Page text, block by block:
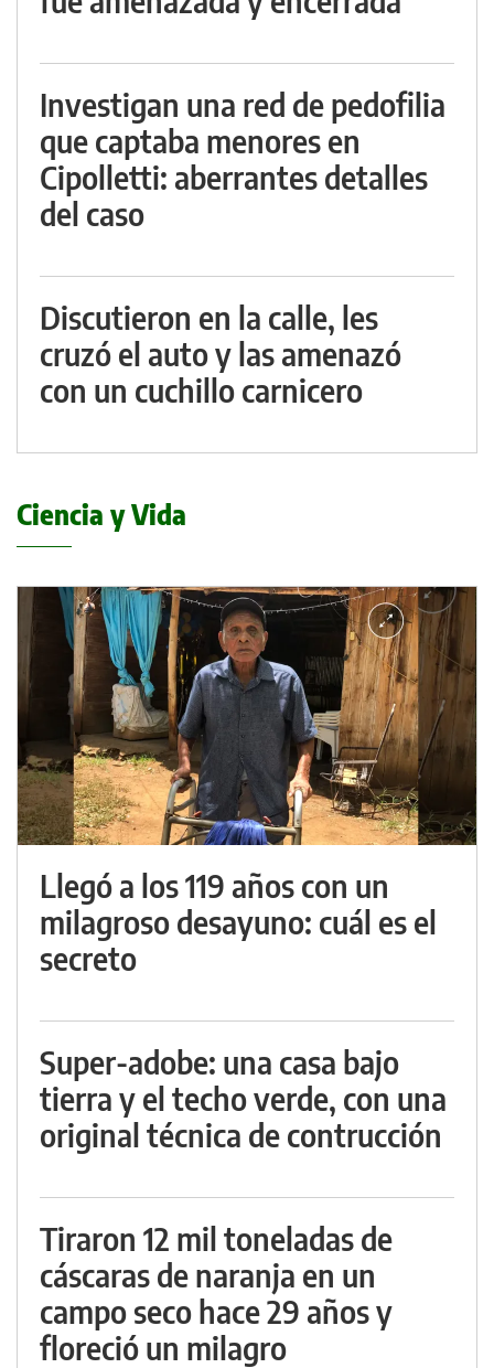
Investigan una red de pedofilia
que captaba menores en
Cipolletti: aberrantes detalles
del caso
Discutieron en la calle, les
cruzó el auto y las amenazó
con un cuchillo carnicero
Ciencia y Vida
Llegó a los 119 años con un
milagroso desayuno: cuál es el
secreto
Super-adobe: una casa bajo
tierra y el techo verde, con una
original técnica de contrucción
Tiraron 12 mil toneladas de
cáscaras de naranja en un
campo seco hace 29 años y
floreció un milagro